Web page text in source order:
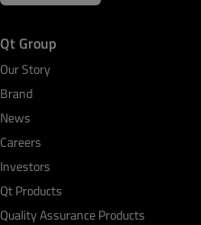
Qt Group
Our Story
Brand
News
Careers
Investors
Qt Products
Quality Assurance Products